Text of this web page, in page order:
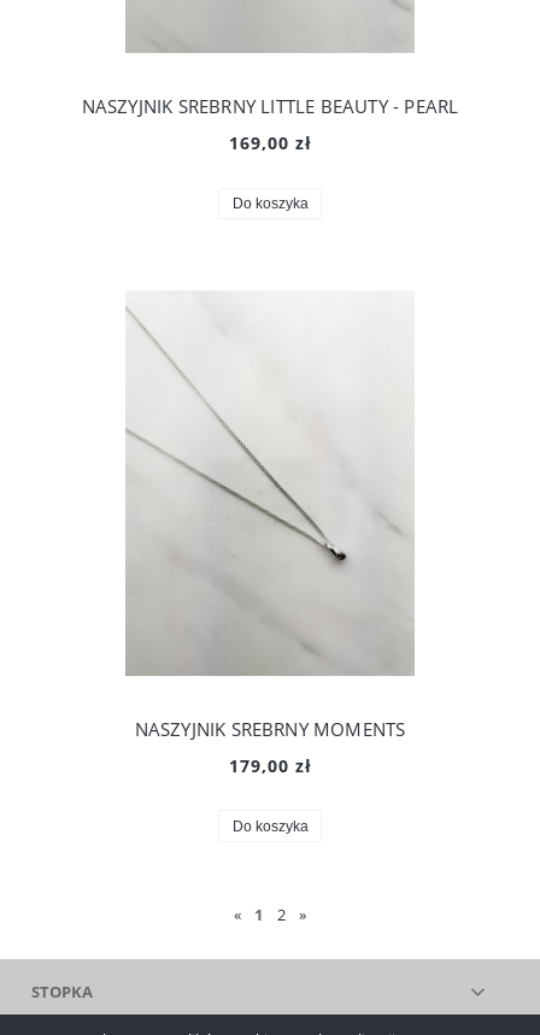
NASZYJNIK SREBRNY LITTLE BEAUTY - PEARL
169,00 zł
Do koszyka
NASZYJNIK SREBRNY MOMENTS
179,00 zł
Do koszyka
« 1 2 »
STOPKA